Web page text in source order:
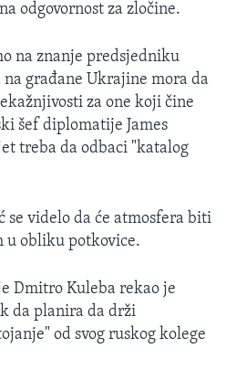
odgovornost za zločine.
na znanje predsjedniku
građane Ukrajine mora da
za one koji čine
šef diplomatije James
treba da odbaci "katalog
se videlo da će atmosfera biti
u obliku potkovice.
Dmitro Kuleba rekao je
da planira da drži
od svog ruskog kolege